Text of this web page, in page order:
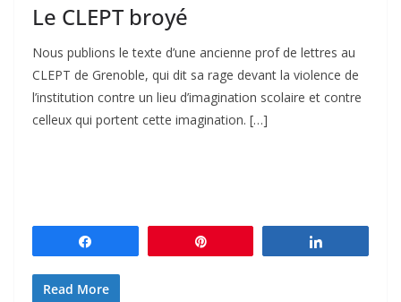
Le CLEPT broyé
Nous publions le texte d’une ancienne prof de lettres au
CLEPT de Grenoble, qui dit sa rage devant la violence de
l’institution contre un lieu d’imagination scolaire et contre
celleux qui portent cette imagination. […]
Read More